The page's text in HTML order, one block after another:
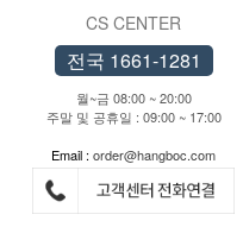
CS CENTER
전국 1661-1281
월~금 08:00 ~ 20:00
주말 및 공휴일 : 09:00 ~ 17:00
Email : order@hangboc.com